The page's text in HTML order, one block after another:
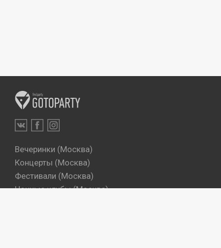
Вечеринки (Москва)
Концерты (Москва)
Фестивали (Москва)
Ночные клубы (Москва)